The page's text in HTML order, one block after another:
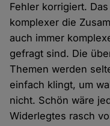
Fehler korrigiert.
komplexer die
auch immer
gefragt sind. Die
Themen werden
einfach klingt, um
nicht. Schön wäre
Widerlegtes rasch